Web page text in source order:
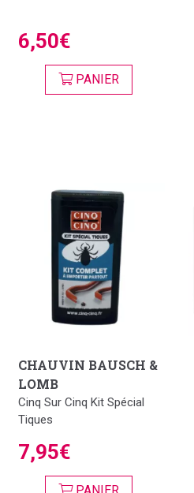
6,50€
PANIER
CHAUVIN BAUSCH &
LOMB
Cinq Sur Cinq Kit Spécial
Tiques
7,95€